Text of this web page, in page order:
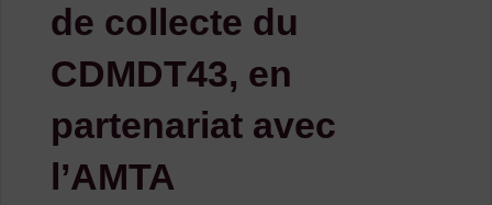
de collecte du
CDMDT43, en
partenariat avec
l’AMTA